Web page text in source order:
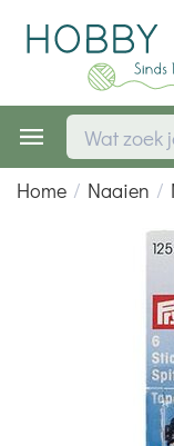
Home / Naaien /